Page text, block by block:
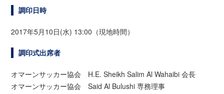
調印日時
2017年5月10日(水) 13:00 （現地時間）
調印式出席者
オマーンサッカー協会 H.E. Sheikh Salim Al Wahaibi 会長
オマーンサッカー協会 Said Al Bulushi 専務理事